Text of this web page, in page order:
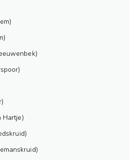
Hartje)